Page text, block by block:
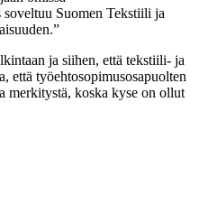
Suomen Tekstiili ja
ja siihen, että tekstiili- ja
että työehtosopimusosapuolten
merkitystä, koska kyse on ollut